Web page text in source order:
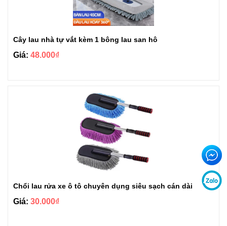
Cây lau nhà tự vắt kèm 1 bông lau san hô
Giá: 48.000₫
Chổi lau rửa xe ô tô chuyên dụng siêu sạch cán dài
Giá: 30.000₫